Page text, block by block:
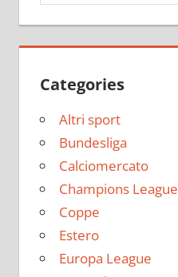
Categories
Altri sport
Bundesliga
Calciomercato
Champions League
Coppe
Estero
Europa League